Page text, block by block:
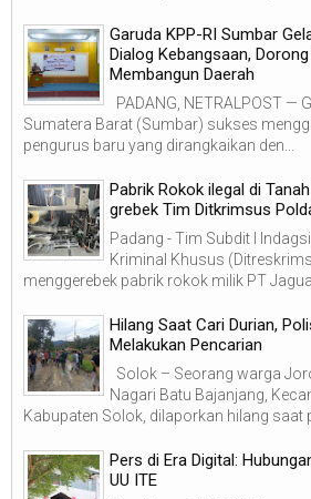
Garuda KPP-RI Sumbar
Dialog Kebangsaan,
Membangun Daerah
PADANG, NETRALPOST —
Sumatera Barat (Sumbar) sukses
pengurus baru yang dirangkaikan den...
Pabrik Rokok ilegal di
grebek Tim Ditkrimsus
Padang - Tim Subdit I
Kriminal Khusus
menggerebek pabrik rokok milik PT
Hilang Saat Cari Durian,
Melakukan Pencarian
Solok – Seorang warga
Nagari Batu Bajanjang,
Kabupaten Solok, dilaporkan hilang saat
Pers di Era Digital:
UU ITE